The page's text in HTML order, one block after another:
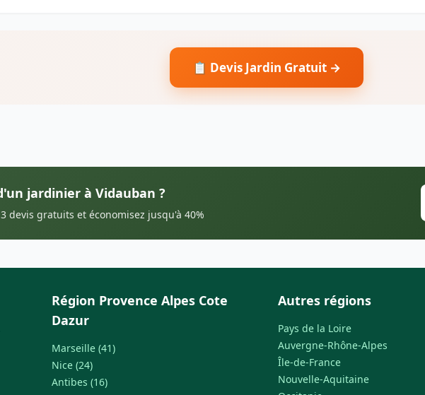
📋 Devis Jardin Gratuit →
jardinier à Vidauban ?
devis gratuits et économisez jusqu'à 40%
Région Provence Alpes Cote
Dazur
Marseille (41)
Nice (24)
Antibes (16)
Autres régions
Pays de la Loire
Auvergne-Rhône-Alpes
Île-de-France
Nouvelle-Aquitaine